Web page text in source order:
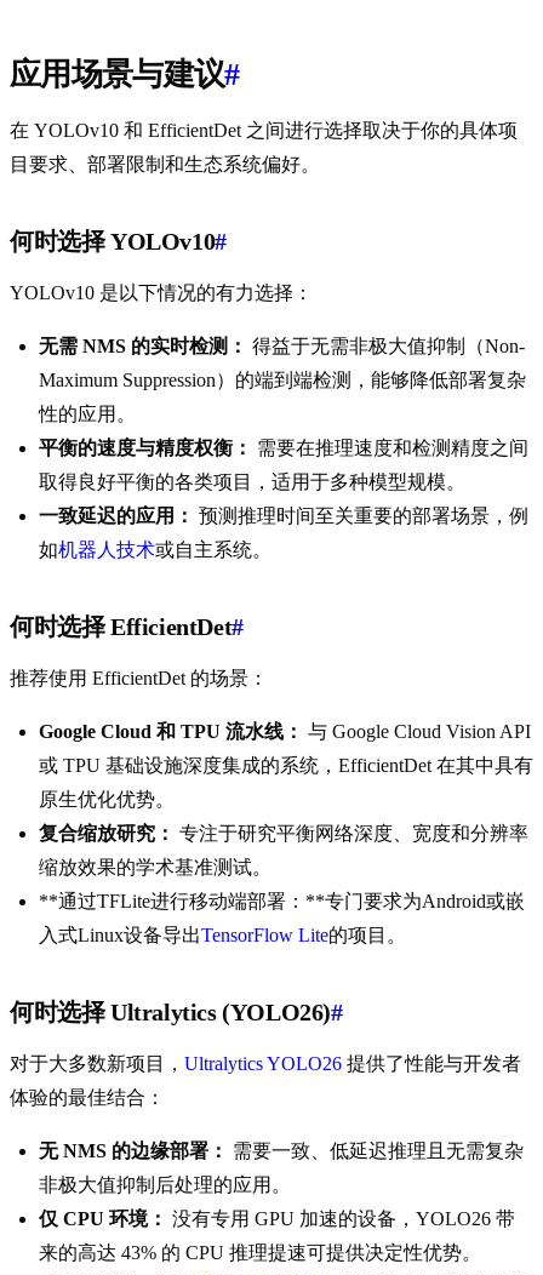
应用场景与建议#
在 YOLOv10 和 EfficientDet 之间进行选择取决于你的具体项
目要求、部署限制和生态系统偏好。
何时选择 YOLOv10#
YOLOv10 是以下情况的有力选择：
无需 NMS 的实时检测： 得益于无需非极大值抑制（Non-
Maximum Suppression）的端到端检测，能够降低部署复杂
性的应用。
平衡的速度与精度权衡：
需要在推理速度和检测精度之间
取得良好平衡的各类项目，适用于多种模型规模。
一致延迟的应用： 预测推理时间至关重要的部署场景，例
如机器人技术或自主系统。
何时选择 EfficientDet#
推荐使用 EfficientDet 的场景：
Google Cloud 和 TPU 流水线： 与 Google Cloud Vision API
或 TPU 基础设施深度集成的系统，EfficientDet 在其中具有
原生优化优势。
复合缩放研究： 专注于研究平衡网络深度、宽度和分辨率
缩放效果的学术基准测试。
**通过TFLite进行移动端部署：**专门要求为Android或嵌
入式Linux设备导出TensorFlow Lite的项目。
何时选择 Ultralytics (YOLO26)#
对于大多数新项目， Ultralytics YOLO26 提供了性能与开发者
体验的最佳结合：
无 NMS 的边缘部署：
需要一致、低延迟推理且无需复杂
非极大值抑制后处理的应用。
仅 CPU 环境： 没有专用 GPU 加速的设备，YOLO26 带
来的高达 43% 的 CPU 推理提速可提供决定性优势。